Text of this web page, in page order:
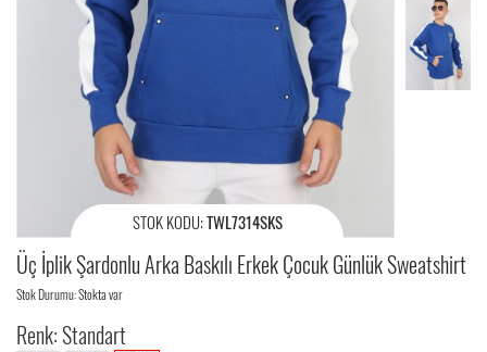
STOK KODU:TWL7314SKS
Üç İplik Şardonlu Arka Baskılı Erkek Çocuk Günlük Sweatshirt
Stok Durumu: Stokta var
Renk: Standart